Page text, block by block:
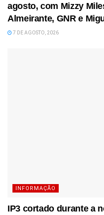
agosto, com Mizzy
Almeirante, GNR e
7 DE AGOSTO, 2026
INFORMAÇÃO
IP3 cortado durante a